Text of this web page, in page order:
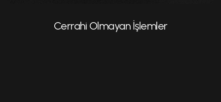
Cerrahi Olmayan İşlemler